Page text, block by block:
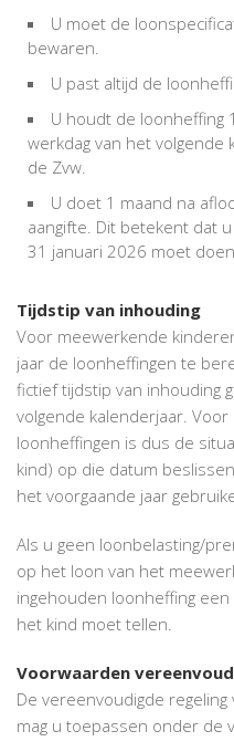
U moet de
bewaren.
U past altijd de
U houdt de loonheffing
werkdag van het volgende
de Zvw.
U doet 1 maand na
aangifte. Dit betekent dat
31 januari 2026 moet doen.
Tijdstip van inhouding
Voor meewerkende
jaar de loonheffingen te
fictief tijdstip van inhouding
volgende kalenderjaar.
loonheffingen is dus de
kind) op die datum
het voorgaande jaar
Als u geen loonbelasting/
op het loon van het
ingehouden loonheffing
het kind moet tellen.
Voorwaarden
De vereenvoudigde
mag u toepassen onder de